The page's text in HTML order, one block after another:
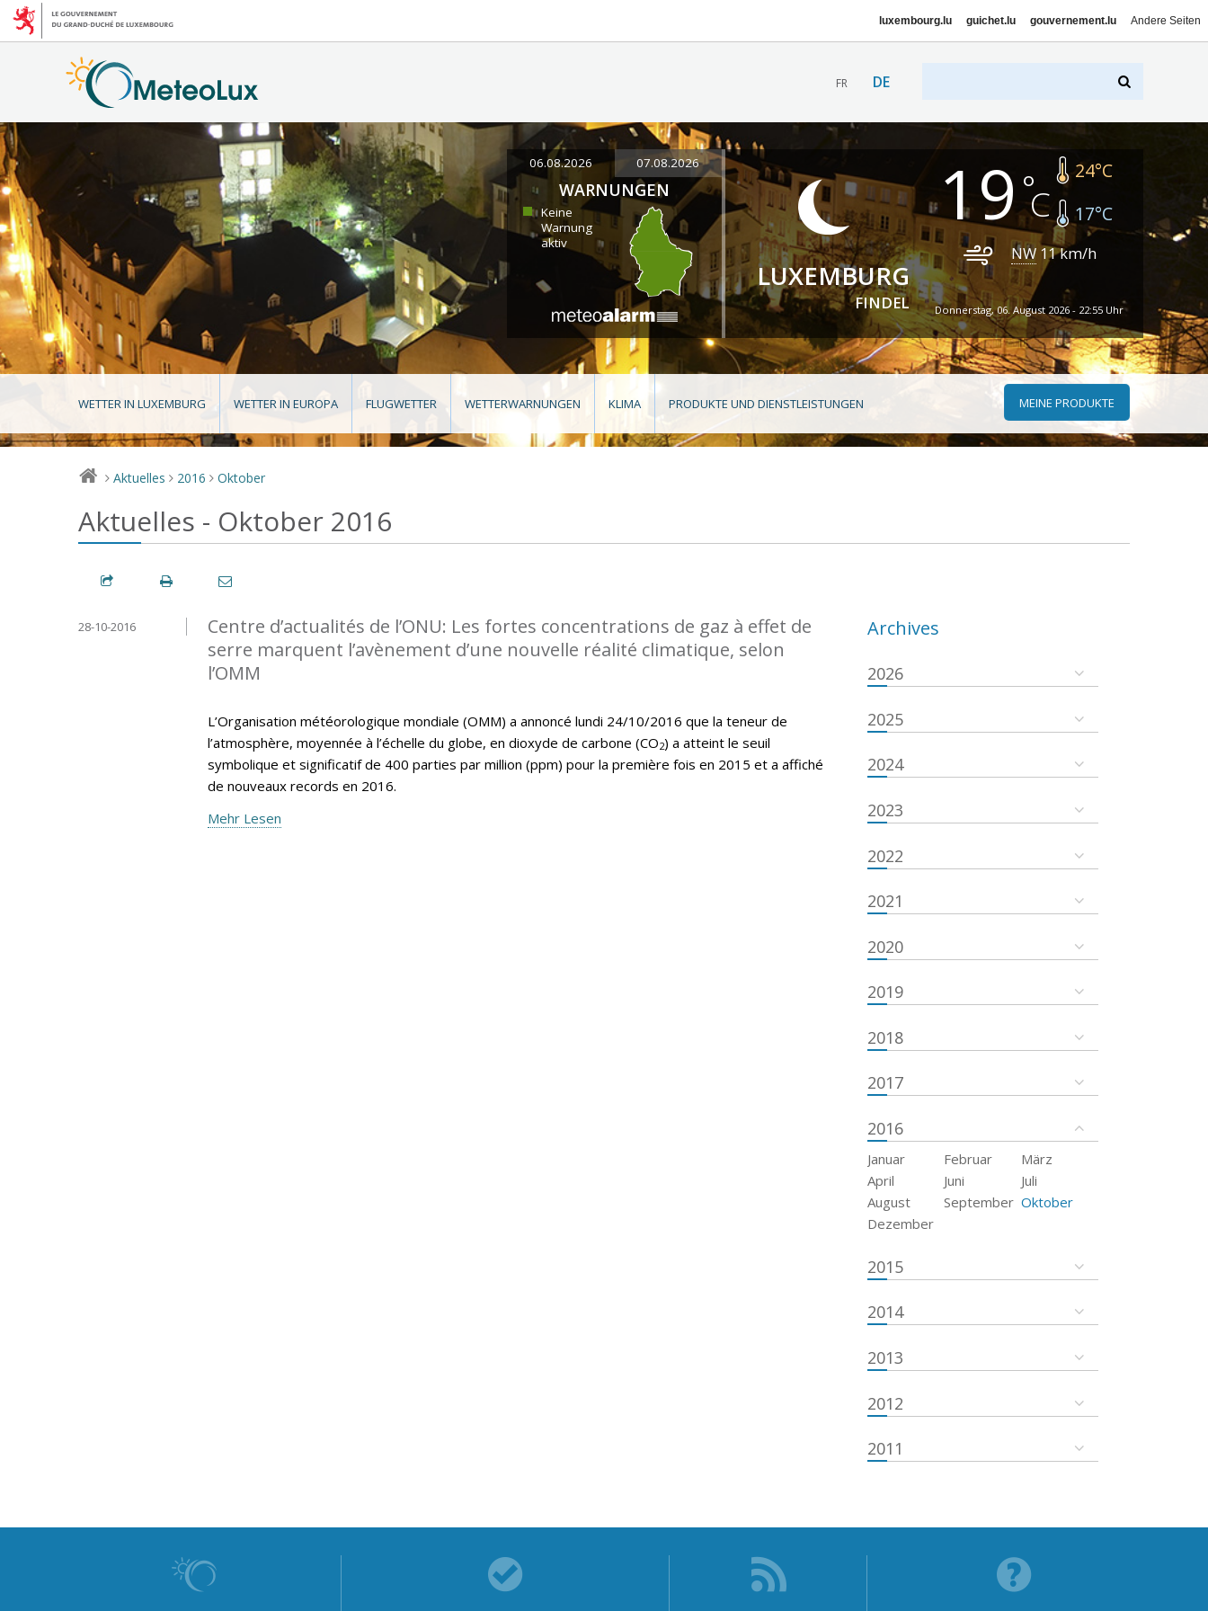
luxembourg.lu guichet.lu gouvernement.lu Andere Seiten
FR DE
06.08.2026 07.08.2026
WARNUNGEN
Keine
Warnung
aktiv
LUXEMBURG
FINDEL
19 24°C
17°C
NW 11km/h
Donnerstag, 06. August 2026 - 22:55 Uhr
WETTER IN LUXEMBURG WETTER IN EUROPA FLUGWETTER WETTERWARNUNGEN KLIMA PRODUKTE UND DIENSTLEISTUNGEN MEINE PRODUKTE
> Aktuelles > 2016 > Oktober
Aktuelles - Oktober 2016
Centre d’actualités de l’ONU: Les fortes concentrations de gaz à effet de
serre marquent l’avènement d’une nouvelle réalité climatique, selon
l’OMM
28-10-2016
L’Organisation météorologique mondiale (OMM) a annoncé lundi 24/10/2016 que la teneur de
l’atmosphère, moyennée à l’échelle du globe, en dioxyde de carbone (CO2) a atteint le seuil
symbolique et significatif de 400 parties par million (ppm) pour la première fois en 2015 et a affiché
de nouveaux records en 2016.
Mehr Lesen
Archives
2026
2025
2024
2023
2022
2021
2020
2019
2018
2017
2016
Januar Februar
März
April
Juni
Juli
August
September Oktober
Dezember
2015
2014
2013
2012
2011